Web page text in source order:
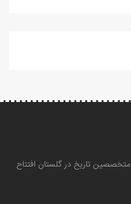
تاریخ در گلستان افتتاح